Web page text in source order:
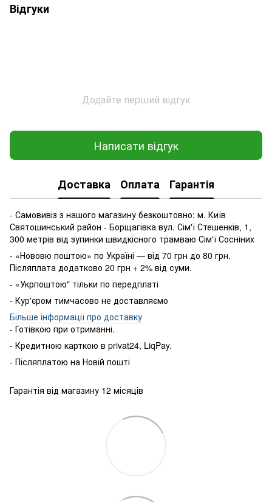
Відгуки
Додайте перший відгук
Написати відгук
Доставка Оплата Гарантія
- Самовивіз з нашого магазину безкоштовно: м. Київ
Святошинський район - Борщагівка вул. Сім'ї Стешенків, 1,
300 метрів від зупинки швидкісного трамваю Сім'ї Сосніних
- «Нововю поштою» по Україні — від 70 грн до 80 грн.
Післяплата додатково 20 грн + 2% від суми.
- «Укрпоштою" тільки по передплаті
- Кур'єром тимчасово не доставляємо
Більше інформації про доставку
- Готівкою при отриманні.
- Кредитною карткою в privat24, LiqPay.
- Післяплатою на Новій пошті
Гарантія від магазину 12 місяців